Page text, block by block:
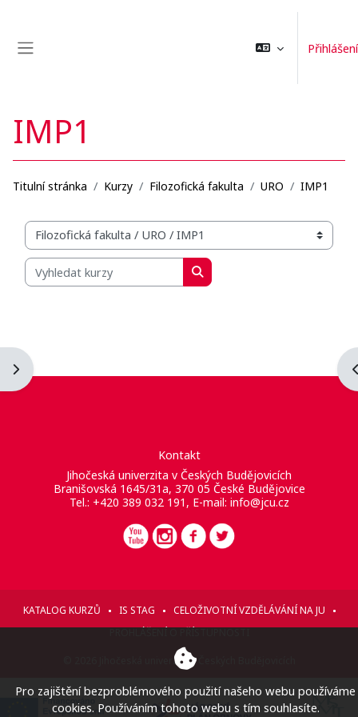
Přihlášení
Otevřít panel bloku
IMP1
Titulní stránka Kurzy Filozofická fakulta URO IMP1
Organizační struktura kurzů
Vyhledat kurzy
Vyhledat kurzy
Kontakt
Jihočeská univerzita v Českých Budějovicích
Branišovská 1645/31a, 370 05 České Budějovice
Tel.: +420 389 032 191, E-mail: info@jcu.cz
KATALOG KURZŮ IS STAG
CELOŽIVOTNÍ VZDĚLÁVÁNÍ NA JU
© 2026 Jihočeská univerzita v Českých Budějovicích
Pro zajištění bezproblémového použití našeho webu používáme
cookies. Používáním tohoto webu s tím souhlasíte.